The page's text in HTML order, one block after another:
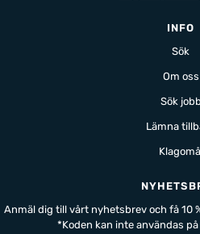
INFO
Sök
Om oss
Sök jobb
Lämna
Anmäl dig till vårt nyhetsbrev och få 10
*Koden kan inte användas